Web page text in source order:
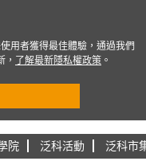
院 泛科活動 泛科市
用者獲得最佳體驗，通過我們
，
了解最新隱私權政策 。